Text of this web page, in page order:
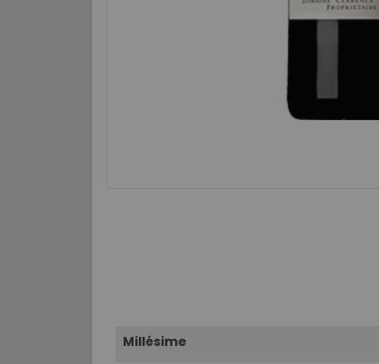
Millésime